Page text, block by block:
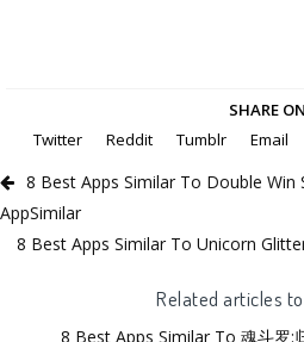
SHARE ON
Twitter
Reddit Tumblr Email
8 Best Apps Similar To Double Win
AppSimilar
8 Best Apps Similar To Unicorn
Related articles
8 Best Apps Similar To 魂斗罗: